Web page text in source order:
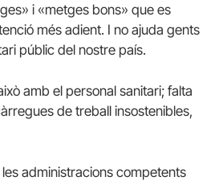
i «metges bons» que es
més adient. I no ajuda gents
públic del nostre país.
amb el personal sanitari; falta
de treball insostenibles,
administracions competents